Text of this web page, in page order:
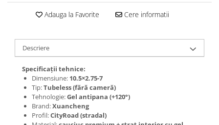
Electronică
Display-uri / ecrane
Lumini / iluminare
Cabluri motoare
Senzori Hall
Baterii
Adauga la Favorite Cere informatii
Descriere
Specificații tehnice:
Dimensiune: 10.5×2.75-7
Tip:Tubeless (fără cameră)
Tehnologie:Gel antipana (+120°)
Brand:Xuancheng
Profil:CityRoad (stradal)